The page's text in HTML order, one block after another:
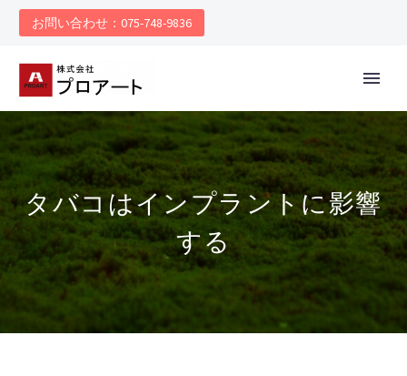
お問い合わせ：075-748-9836
タバコはインプラントに影響
する